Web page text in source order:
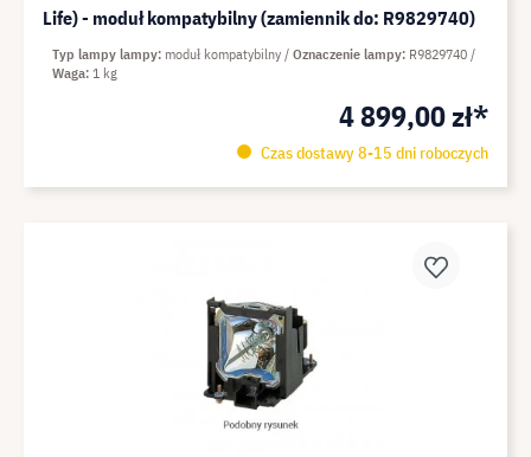
Life) - moduł kompatybilny (zamiennik do: R9829740)
4 899,00 zł*
Czas dostawy 8-15 dni roboczych
Typ lampy lampy moduł kompatybilny Oznaczenie lampy R9829740
Waga 1 kg